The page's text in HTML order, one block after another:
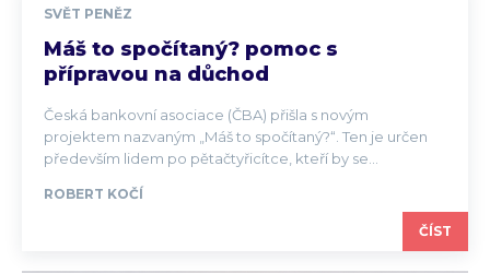
SVĚT PENĚZ
Máš to spočítaný? pomoc s
přípravou na důchod
Česká bankovní asociace (ČBA) přišla s novým
projektem nazvaným „Máš to spočítaný?“. Ten je určen
především lidem po pětačtyřicítce, kteří by se...
ROBERT KOČÍ
ČÍST